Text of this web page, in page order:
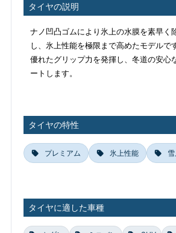
タイヤの説明
ナノ凹凸ゴムにより氷上の水膜を素早く
し、氷上性能を極限まで高めたモデルで
優れたグリップ力を発揮し、冬道の安心
ートします。
タイヤの特性
プレミアム 氷上性能
タイヤに適した車種